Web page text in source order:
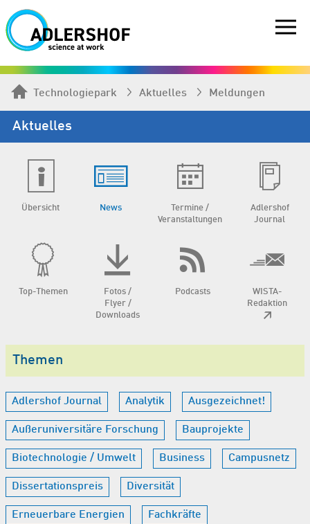
Technologiepark Aktuelles Meldungen
Aktuelles
Übersicht News
Termine /
Veranstaltungen
Adlershof
Journal
Top-Themen
Fotos /
Flyer /
Downloads
Podcasts
WISTA-
Redaktion
Themen
Adlershof Journal Analytik Ausgezeichnet!
Außeruniversitäre Forschung Bauprojekte
Biotechnologie / Umwelt Business Campusnetz
Dissertationspreis Diversität
Erneuerbare Energien Fachkräfte